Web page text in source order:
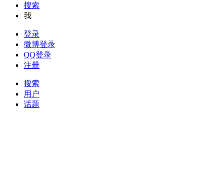
搜索
我
登录
微博登录
QQ登录
注册
搜索
用户
话题